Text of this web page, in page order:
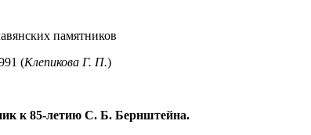
памятников
(Клепикова Г. П.)
к 85-летию С. Б. Бернштейна.